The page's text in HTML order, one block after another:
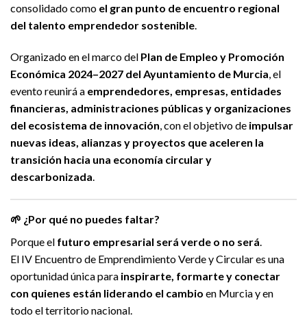
consolidado como el gran punto de encuentro regional
del talento emprendedor sostenible
Organizado en el marco del Plan de Empleo y Promoción
Económica 2024–2027 del Ayuntamiento de Murcia , el
evento reunirá a emprendedores, empresas, entidades
financieras, administraciones públicas y organizaciones
del ecosistema de innovación , con el objetivo de impulsar
nuevas ideas, alianzas y proyectos que aceleren la
transición hacia una economía circular y
descarbonizada
🌱 ¿Por qué no puedes faltar?
Porque el futuro empresarial será verde o no será.
El IV Encuentro de Emprendimiento Verde y Circular es una
oportunidad única para inspirarte, formarte y conectar
con quienes están liderando el cambio en Murcia y en
todo el territorio nacional.